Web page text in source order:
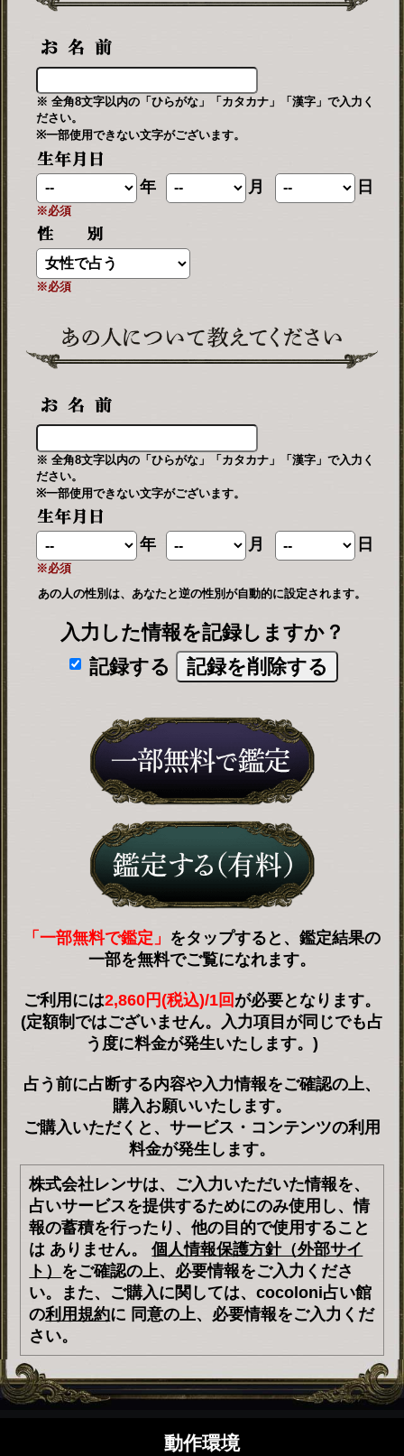
※ 全角8文字以内の「ひらがな」「カタカナ」「漢字」で入力く
ださい。
※一部使用できない文字がございます。
年 月 日
※必須
※必須
※ 全角8文字以内の「ひらがな」「カタカナ」「漢字」で入力く
ださい。
※一部使用できない文字がございます。
年 月 日
※必須
あの人の性別は、あなたと逆の性別が自動的に設定されます。
入力した情報を記録しますか？
記録する
「一部無料で鑑定」 をタップすると、鑑定結果の
一部を無料でご覧になれます。
ご利用には2,860円(税込)/1回 が必要となります。
(定額制ではございません。入力項目が同じでも占
う度に料金が発生いたします。)
占う前に占断する内容や入力情報をご確認の上、
購入お願いいたします。
ご購入いただくと、サービス・コンテンツの利用
料金が発生します。
株式会社レンサは、ご入力いただいた情報を、
占いサービスを提供するためにのみ使用し、情
報の蓄積を行ったり、他の目的で使用すること
は ありません。個人情報保護方針（外部サイ
ト） をご確認の上、必要情報をご入力くださ
い。また、ご購入に関しては、cocoloni占い館
の利用規約に 同意の上、必要情報をご入力くだ
さい。
動作環境